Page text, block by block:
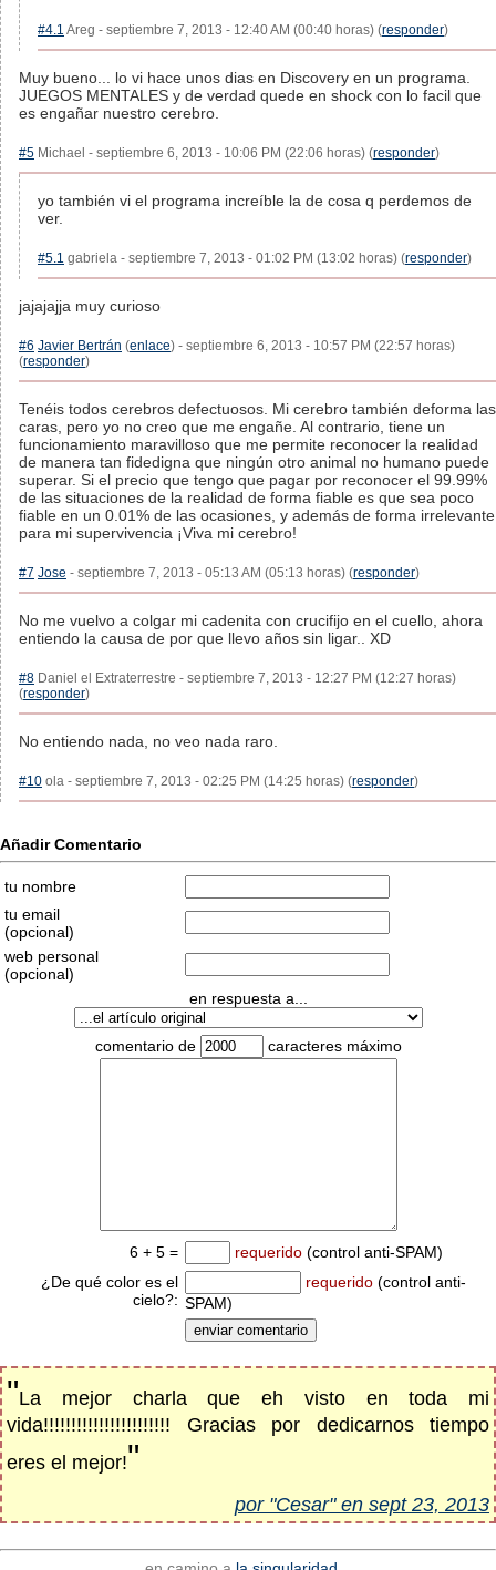
#4.1 Areg - septiembre 7, 2013 - 12:40 AM (00:40 horas) (responder)
Muy bueno... lo vi hace unos dias en Discovery en un programa.
JUEGOS MENTALES y de verdad quede en shock con lo facil que
es engañar nuestro cerebro.
#5 Michael - septiembre 6, 2013 - 10:06 PM (22:06 horas) (responder)
yo también vi el programa increíble la de cosa q perdemos de
ver.
#5.1 gabriela - septiembre 7, 2013 - 01:02 PM (13:02 horas) (responder)
jajajajja muy curioso
#6 Javier Bertrán (enlace) - septiembre 6, 2013 - 10:57 PM (22:57 horas)
(responder)
Tenéis todos cerebros defectuosos. Mi cerebro también deforma las
caras, pero yo no creo que me engañe. Al contrario, tiene un
funcionamiento maravilloso que me permite reconocer la realidad
de manera tan fidedigna que ningún otro animal no humano puede
superar. Si el precio que tengo que pagar por reconocer el 99.99%
de las situaciones de la realidad de forma fiable es que sea poco
fiable en un 0.01% de las ocasiones, y además de forma irrelevante
para mi supervivencia ¡Viva mi cerebro!
#7 Jose - septiembre 7, 2013 - 05:13 AM (05:13 horas) (responder)
No me vuelvo a colgar mi cadenita con crucifijo en el cuello, ahora
entiendo la causa de por que llevo años sin ligar.. XD
#8 Daniel el Extraterrestre - septiembre 7, 2013 - 12:27 PM (12:27 horas)
(responder)
No entiendo nada, no veo nada raro.
#10 ola - septiembre 7, 2013 - 02:25 PM (14:25 horas) (responder)
Añadir Comentario
tu nombre
tu email
(opcional)
web personal
(opcional)
en respuesta a...
comentario de caracteres máximo
6 + 5 = requerido (control anti-SPAM)
¿De qué color es el
cielo?:
requerido (control anti-
SPAM)
"La mejor charla que eh visto en toda mi
vida!!!!!!!!!!!!!!!!!!!!!!! Gracias por dedicarnos tiempo
eres el mejor!"
por "Cesar" en sept 23, 2013